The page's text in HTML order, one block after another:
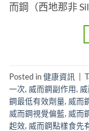
而鋼（西地那非
Posted in健康資訊
一次, 威而鋼副作用,
鋼最低有效劑量, 威而
威而鋼視覺偏藍, 威而
起效, 威而鋼點樣食先